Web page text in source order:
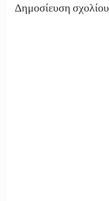
Δημοσίευση σχολίου